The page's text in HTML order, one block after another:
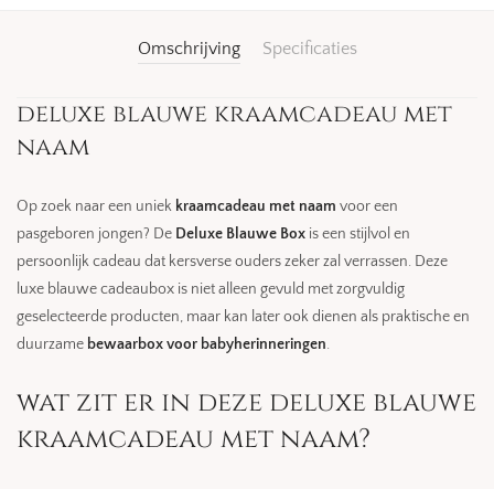
Omschrijving Specificaties
deluxe blauwe kraamcadeau met
naam
Op zoek naar een uniek kraamcadeau met naam voor een
pasgeboren jongen? De Deluxe Blauwe Box is een stijlvol en
persoonlijk cadeau dat kersverse ouders zeker zal verrassen. Deze
luxe blauwe cadeaubox is niet alleen gevuld met zorgvuldig
geselecteerde producten, maar kan later ook dienen als praktische en
duurzame bewaarbox voor babyherinneringen.
wat zit er in deze deluxe blauwe
kraamcadeau met naam?